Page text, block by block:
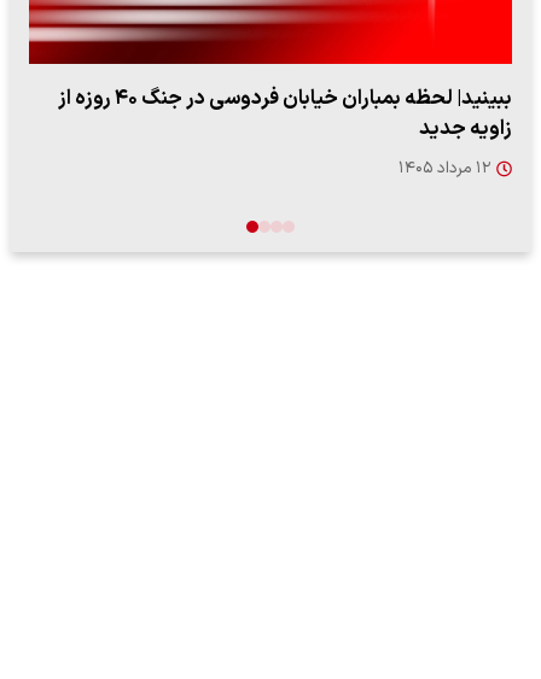
ببینید| ویدئویی جدید از لحظه زلزله ۷.۱ ریشتری
"کوماموتو" ژاپن ۹ روز…
۱۶ مرداد ۱۴۰۵